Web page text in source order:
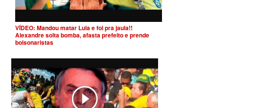
VÍDEO: Mandou matar Lula e foi pra jaula!!
Alexandre solta bomba, afasta prefeito e prende
bolsonaristas